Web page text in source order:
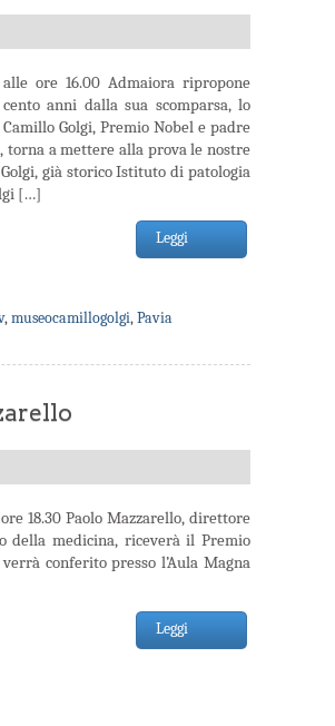
ore 16.00 Admaiora ripropone
anni dalla sua scomparsa, lo
Golgi, Premio Nobel e padre
torna a mettere alla prova le nostre
già storico Istituto di patologia
[…]
Leggi
,museocamillogolgi,Pavia
18.30 Paolo Mazzarello, direttore
della medicina, riceverà il Premio
conferito presso l’Aula Magna
Leggi